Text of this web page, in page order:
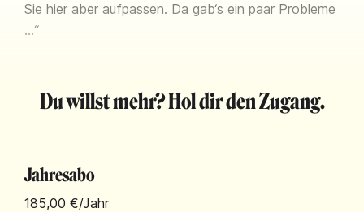
Sie hier aber aufpassen. Da gab‘s ein paar Probleme
…“
Du willst mehr? Hol dir den Zugang.
Jahresabo
185,00 €/Jahr